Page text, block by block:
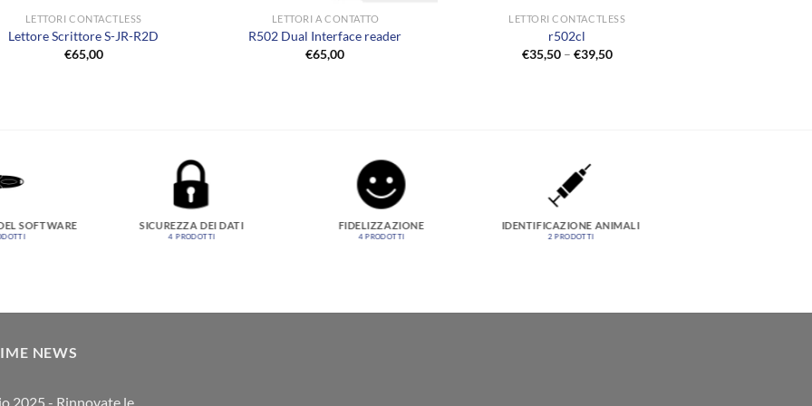
LETTORI CONTACTLESS
Lettore Scrittore S-JR-R2D
€65,00
LETTORI A CONTATTO
R502 Dual Interface reader
€65,00
LETTORI CONTACTLESS
r502cl
€35,50– €39,50
SOFTWARE SICUREZZA DEI DATI
4 PRODOTTI
FIDELIZZAZIONE
4 PRODOTTI
IDENTIFICAZIONE ANIMALI
2 PRODOTTI
NEWS
2025 - Rinnovate le